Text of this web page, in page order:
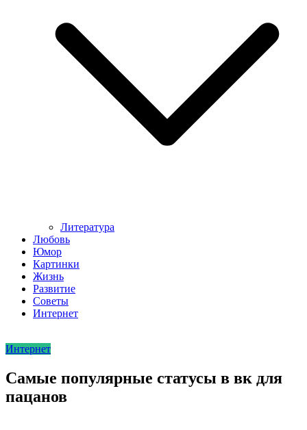
Литература
Любовь
Юмор
Картинки
Жизнь
Развитие
Советы
Интернет
Интернет
Самые популярные статусы в вк для
пацанов